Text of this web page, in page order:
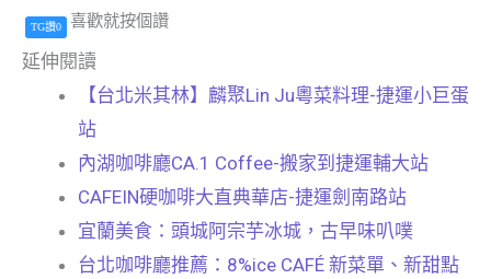
TG讚0 喜歡就按個讚
延伸閱讀
【台北米其林】麟聚Lin Ju粵菜料理-捷運小巨蛋
站
內湖咖啡廳CA.1 Coffee-搬家到捷運輔大站
CAFEIN硬咖啡大直典華店-捷運劍南路站
宜蘭美食：頭城阿宗芋冰城，古早味叭噗
台北咖啡廳推薦：8%ice CAFÉ 新菜單、新甜點